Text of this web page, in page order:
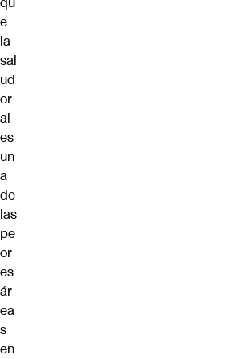
e
la
sal
ud
or
al
es
un
a
de
las
pe
or
es
ár
ea
s
en